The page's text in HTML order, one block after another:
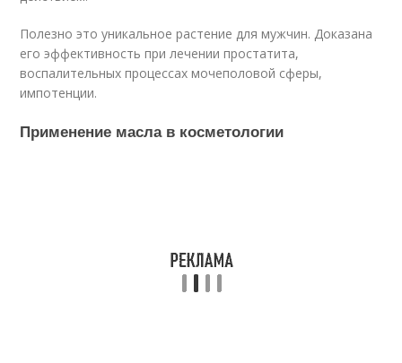
Полезно это уникальное растение для мужчин. Доказана
его эффективность при лечении простатита,
воспалительных процессах мочеполовой сферы,
импотенции.
Применение масла в косметологии